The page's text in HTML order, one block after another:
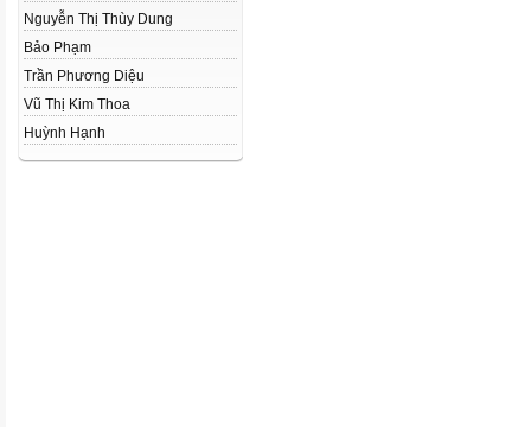
Nguyễn Thị Thùy Dung
Bảo Phạm
Trần Phương Diệu
Vũ Thị Kim Thoa
Huỳnh Hạnh